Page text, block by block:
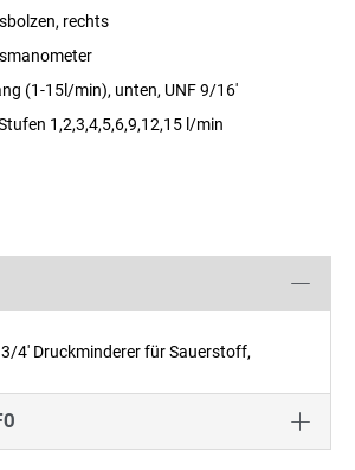
rechts
(1-15l/min), unten, UNF 9/16'
1,2,3,4,5,6,9,12,15 l/min
3/4' Druckminderer für Sauerstoff,